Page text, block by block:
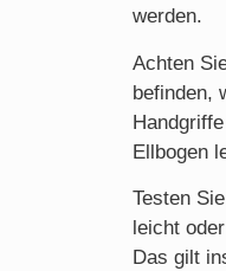
werden.
Achten
befinden,
Ellbogen
Testen
leicht
Das gilt